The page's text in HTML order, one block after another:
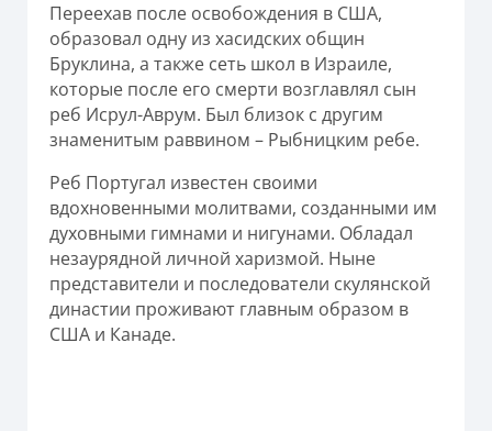
Переехав после освобождения в США,
образовал одну из хасидских общин
Бруклина, а также сеть школ в Израиле,
которые после его смерти возглавлял сын
реб Исрул-Аврум. Был близок с другим
знаменитым раввином – Рыбницким ребе.
Реб Португал известен своими
вдохновенными молитвами, созданными им
духовными гимнами и нигунами. Обладал
незаурядной личной харизмой. Ныне
представители и последователи скулянской
династии проживают главным образом в
США и Канаде.